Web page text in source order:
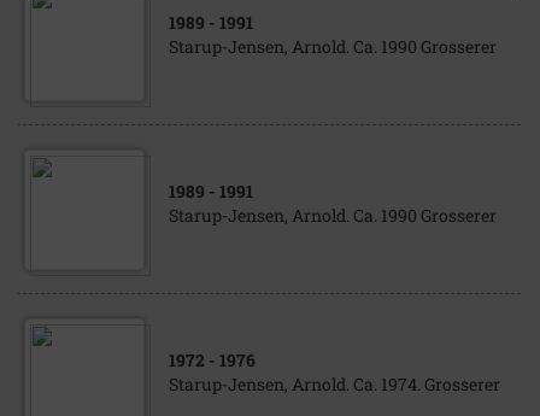
1989 - 1991
Starup-Jensen, Arnold. Ca. 1990 Grosserer
1989 - 1991
Starup-Jensen, Arnold. Ca. 1990 Grosserer
1972 - 1976
Starup-Jensen, Arnold. Ca. 1974. Grosserer